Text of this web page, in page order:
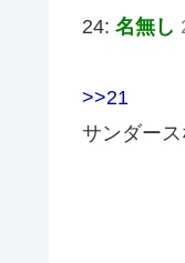
24: 名無し
>>21
サンダー